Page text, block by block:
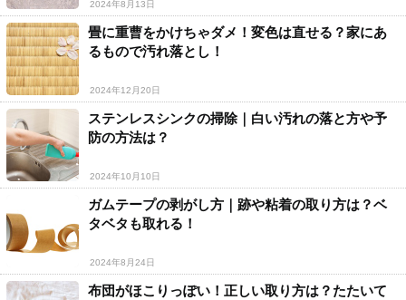
2024年8月13日
畳に重曹をかけちゃダメ！変色は直せる？家にあ
るもので汚れ落とし！
2024年12月20日
ステンレスシンクの掃除｜白い汚れの落と方や予
防の方法は？
2024年10月10日
ガムテープの剥がし方｜跡や粘着の取り方は？ベ
タベタも取れる！
2024年8月24日
布団がほこりっぽい！正しい取り方は？たたいて